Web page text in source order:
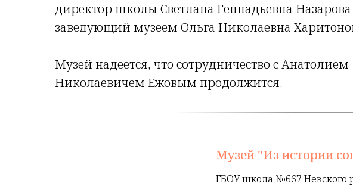
директор школы Светлана Геннадьевна
заведующий музеем Ольга Николаевна
Музей надеется, что сотрудничество с Анатолием
Николаевичем Ежовым продолжится.
Музей "Из истории
ГБОУ школа №667 Невского